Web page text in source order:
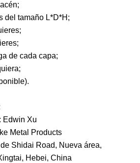
del tamaño L*D*H;
de cada capa;
Edwin Xu
Metal Products
Shidai Road, Nueva área,
Hebei, China